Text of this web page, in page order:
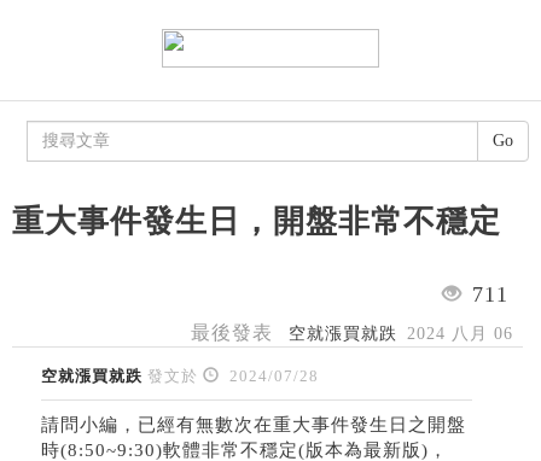
重大事件發生日，開盤非常不穩定
711
最後發表 空就漲買就跌 2024 八月 06
空就漲買就跌 發文於 2024/07/28
請問小編，已經有無數次在重大事件發生日之開盤
時(8:50~9:30)軟體非常不穩定(版本為最新版)，
Go